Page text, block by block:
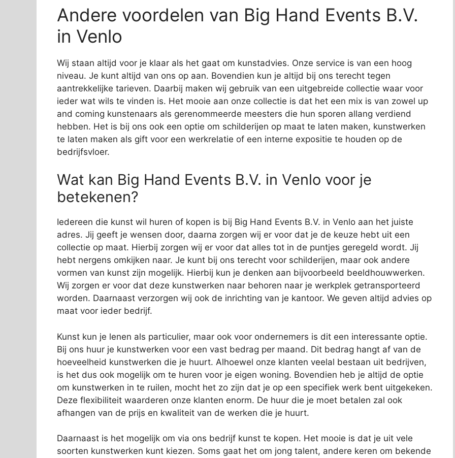
Andere voordelen van Big Hand Events B.V.
in Venlo
Wij staan altijd voor je klaar als het gaat om kunstadvies. Onze service is van een hoog
niveau. Je kunt altijd van ons op aan. Bovendien kun je altijd bij ons terecht tegen
aantrekkelijke tarieven. Daarbij maken wij gebruik van een uitgebreide collectie waar voor
ieder wat wils te vinden is. Het mooie aan onze collectie is dat het een mix is van zowel up
and coming kunstenaars als gerenommeerde meesters die hun sporen allang verdiend
hebben. Het is bij ons ook een optie om schilderijen op maat te laten maken, kunstwerken
te laten maken als gift voor een werkrelatie of een interne expositie te houden op de
bedrijfsvloer.
Wat kan Big Hand Events B.V. in Venlo voor je
betekenen?
Iedereen die kunst wil huren of kopen is bij Big Hand Events B.V. in Venlo aan het juiste
adres. Jij geeft je wensen door, daarna zorgen wij er voor dat je de keuze hebt uit een
collectie op maat. Hierbij zorgen wij er voor dat alles tot in de puntjes geregeld wordt. Jij
hebt nergens omkijken naar. Je kunt bij ons terecht voor schilderijen, maar ook andere
vormen van kunst zijn mogelijk. Hierbij kun je denken aan bijvoorbeeld beeldhouwwerken.
Wij zorgen er voor dat deze kunstwerken naar behoren naar je werkplek getransporteerd
worden. Daarnaast verzorgen wij ook de inrichting van je kantoor. We geven altijd advies op
maat voor ieder bedrijf.
Kunst kun je lenen als particulier, maar ook voor ondernemers is dit een interessante optie.
Bij ons huur je kunstwerken voor een vast bedrag per maand. Dit bedrag hangt af van de
hoeveelheid kunstwerken die je huurt. Alhoewel onze klanten veelal bestaan uit bedrijven,
is het dus ook mogelijk om te huren voor je eigen woning. Bovendien heb je altijd de optie
om kunstwerken in te ruilen, mocht het zo zijn dat je op een specifiek werk bent uitgekeken.
Deze flexibiliteit waarderen onze klanten enorm. De huur die je moet betalen zal ook
afhangen van de prijs en kwaliteit van de werken die je huurt.
Daarnaast is het mogelijk om via ons bedrijf kunst te kopen. Het mooie is dat je uit vele
soorten kunstwerken kunt kiezen. Soms gaat het om jong talent, andere keren om bekende